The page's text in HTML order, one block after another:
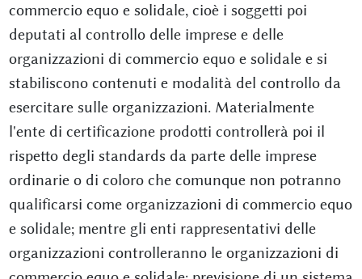
commercio equo e solidale, cioè i soggetti poi
deputati al controllo delle imprese e delle
organizzazioni di commercio equo e solidale e si
stabiliscono contenuti e modalità del controllo da
esercitare sulle organizzazioni. Materialmente
l'ente di certificazione prodotti controllerà poi il
rispetto degli standards da parte delle imprese
ordinarie o di coloro che comunque non potranno
qualificarsi come organizzazioni di commercio equo
e solidale; mentre gli enti rappresentativi delle
organizzazioni controlleranno le organizzazioni di